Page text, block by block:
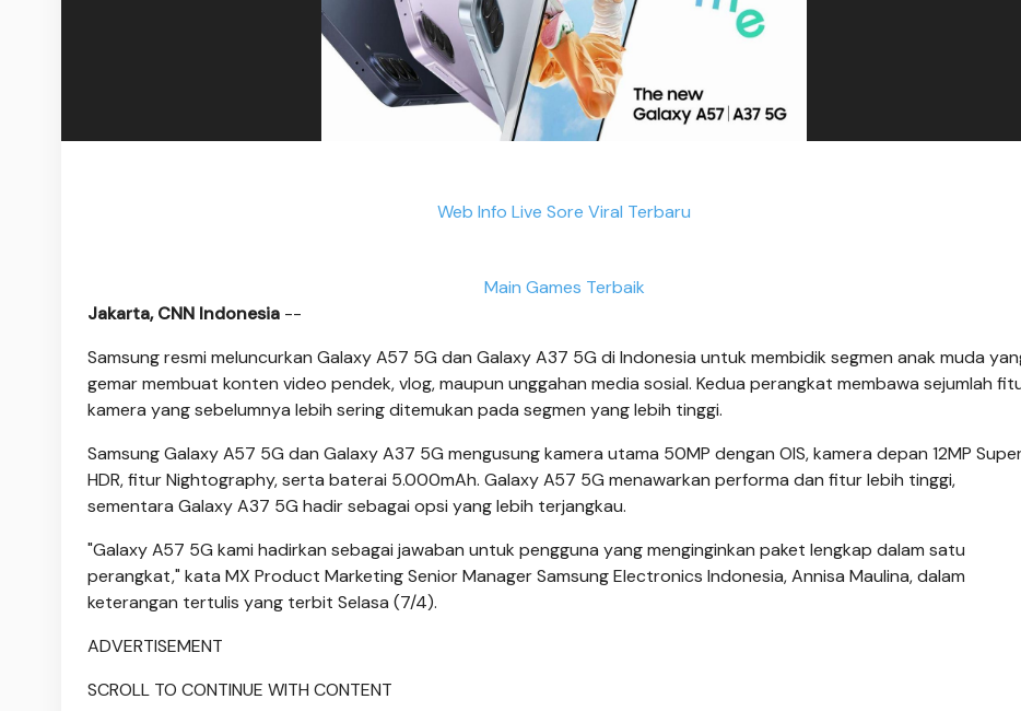
Web Info Live Sore Viral Terbaru
Main Games Terbaik
Jakarta, CNN Indonesia --
Samsung resmi meluncurkan Galaxy A57 5G dan Galaxy A37 5G di Indonesia untuk membidik segmen anak muda
gemar membuat konten video pendek, vlog, maupun unggahan media sosial. Kedua perangkat membawa sejumlah
kamera yang sebelumnya lebih sering ditemukan pada segmen yang lebih tinggi.
Samsung Galaxy A57 5G dan Galaxy A37 5G mengusung kamera utama 50MP dengan OIS, kamera depan 12MP
HDR, fitur Nightography, serta baterai 5.000mAh. Galaxy A57 5G menawarkan performa dan fitur lebih tinggi,
sementara Galaxy A37 5G hadir sebagai opsi yang lebih terjangkau.
"Galaxy A57 5G kami hadirkan sebagai jawaban untuk pengguna yang menginginkan paket lengkap dalam satu
perangkat," kata MX Product Marketing Senior Manager Samsung Electronics Indonesia, Annisa Maulina, dalam
keterangan tertulis yang terbit Selasa (7/4).
ADVERTISEMENT
SCROLL TO CONTINUE WITH CONTENT